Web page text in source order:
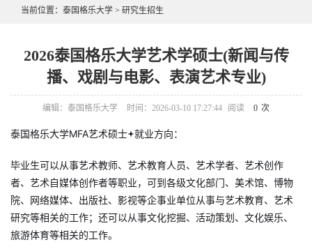
当前位置： 泰国格乐大学 > 研究生招生
2026泰国格乐大学艺术学硕士(新闻与传
播、戏剧与电影、表演艺术专业)
编辑：泰国格乐大学 时间：2026-03-10 17:27:44 阅读 0 次
泰国格乐大学MFA艺术硕士 就业方向：
毕业生可以从事艺术教师、艺术教育人员、艺术学者、艺术创作
者、艺术自媒体创作者等职业，可到各级文化部门、美术馆、博物
院、网络媒体、出版社、影视等企事业单位从事与艺术教育、艺术
研究等相关的工作；还可以从事文化挖掘、活动策划、文化娱乐、
旅游体育等相关的工作。